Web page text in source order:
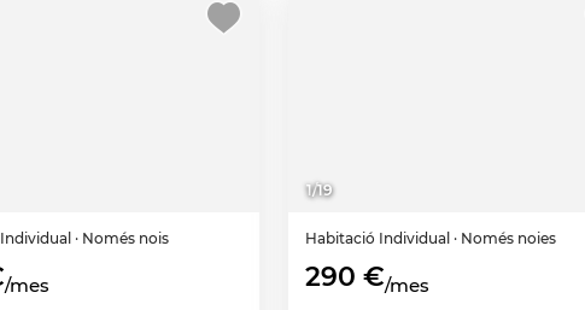
Individual · Només nois
/mes
1/19
Habitació Individual · Només noies
290 €/mes